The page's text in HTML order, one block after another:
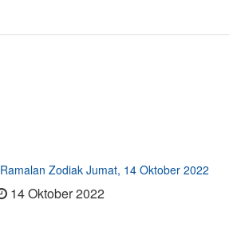
Ramalan Zodiak Jumat, 14 Oktober 2022
14 Oktober 2022